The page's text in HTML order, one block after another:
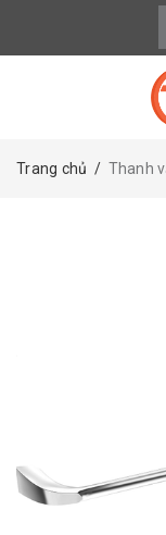
Trang chủ / Thanh